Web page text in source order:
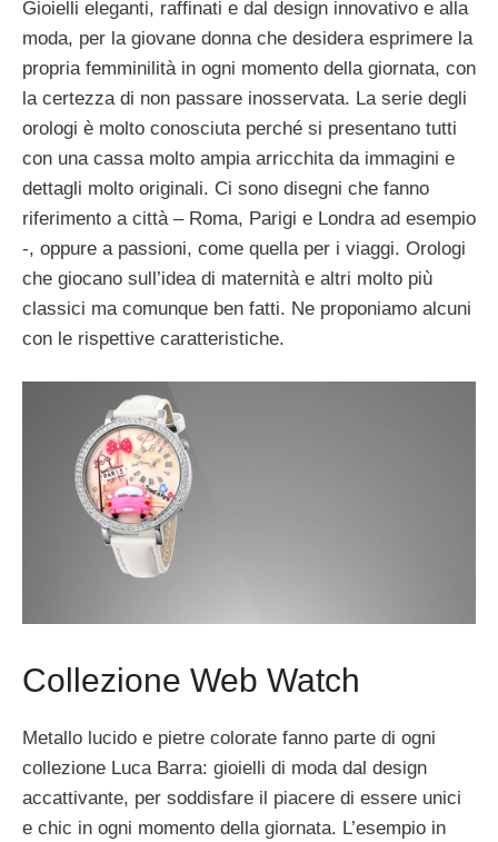
Gioielli eleganti, raffinati e dal design innovativo e alla
moda, per la giovane donna che desidera esprimere la
propria femminilità in ogni momento della giornata, con
la certezza di non passare inosservata. La serie degli
orologi è molto conosciuta perché si presentano tutti
con una cassa molto ampia arricchita da immagini e
dettagli molto originali. Ci sono disegni che fanno
riferimento a città – Roma, Parigi e Londra ad esempio
-, oppure a passioni, come quella per i viaggi. Orologi
che giocano sull’idea di maternità e altri molto più
classici ma comunque ben fatti. Ne proponiamo alcuni
con le rispettive caratteristiche.
Collezione Web Watch
Metallo lucido e pietre colorate fanno parte di ogni
collezione Luca Barra: gioielli di moda dal design
accattivante, per soddisfare il piacere di essere unici
e chic in ogni momento della giornata. L’esempio in